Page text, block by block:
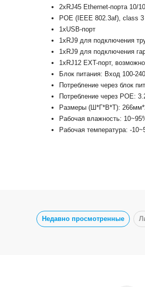
2хRJ45 Ethernet-порта 10/
POE (IEEE 802.3af), class 3
1xUSB-порт
1хRJ9 для подключения
1хRJ9 для подключения
1xRJ12 EXT-порт,
Блок питания: Вход 100-
Потребление через блок
Потребление через POE:
Размеры (Ш*Г*В*Т):
Рабочая влажность:
Рабочая температура: -
Недавно просмотренные